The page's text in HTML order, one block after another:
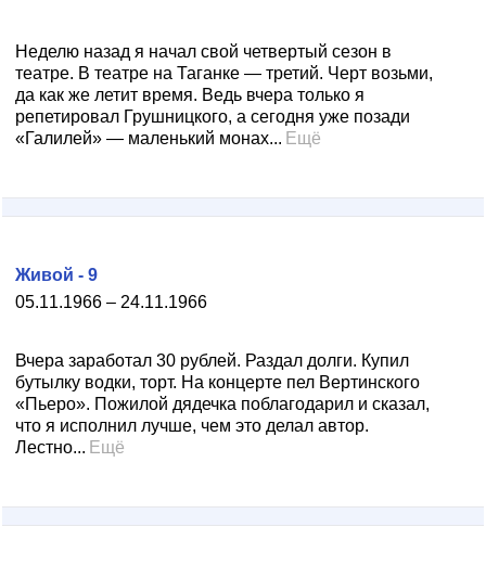
Неделю назад я начал свой четвертый сезон в
театре. В театре на Таганке — третий. Черт возьми,
да как же летит время. Ведь вчера только я
репетировал Грушницкого, а сегодня уже позади
«Галилей» — маленький монах... Ещё
05.11.1966 – 24.11.1966
Живой - 9
Вчера заработал 30 рублей. Раздал долги. Купил
бутылку водки, торт. На концерте пел Вертинского
«Пьеро». Пожилой дядечка поблагодарил и сказал,
что я исполнил лучше, чем это делал автор.
Лестно... Ещё